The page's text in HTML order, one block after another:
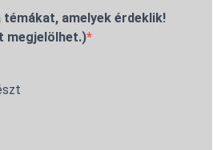
amelyek érdeklik!
megjelölhet.)